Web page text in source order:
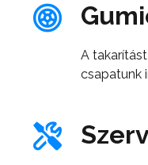
A
csapatunk